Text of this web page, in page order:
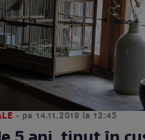
• pe 14.11.2019 la 12:45